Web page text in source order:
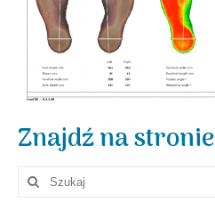
Zapisz się na badanie
O nas
Kontakt
Aktualności
Znajdź na stronie
Szuklaj